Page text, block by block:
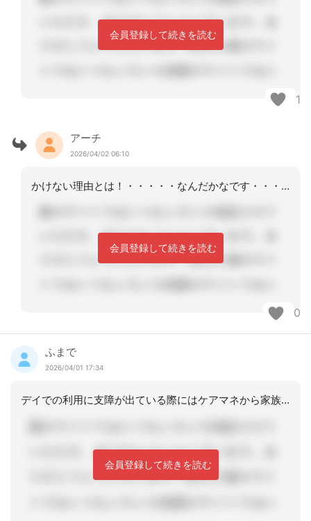
会員登録して続きを読む
1
アーチ
2026/04/02 06:10
かけない理由とは！・・・・・なんだかなです・・・・ネ
会員登録して続きを読む
0
ふまで
2026/04/01 17:34
デイでの利用に支障が出ている際にはケアマネから家族へ伝える事もありますね
会員登録して続きを読む